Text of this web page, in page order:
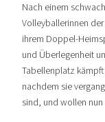
Nach einem
Volleyballerinnen
ihrem Doppel-
und Überlegenheit
Tabellenplatz
nachdem sie
sind, und wollen